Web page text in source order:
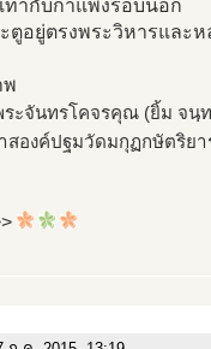
ท่ากับกำแพงรอบนอก
ตูอยู่ตรงพระวิหารและ
ระจันทรโคจรคุณ (ยิ้ม จนฺ
สองค์ปฐมวัดมกุฏกษัตริย